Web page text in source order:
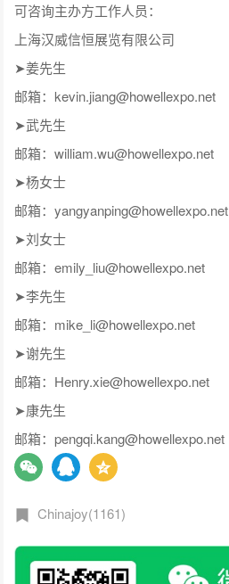
可咨询主办方工作人员：
上海汉威信恒展览有限公司
➤姜先生
邮箱：kevin.jiang@howellexpo.net
➤武先生
邮箱：william.wu@howellexpo.net
➤杨女士
邮箱：yangyanping@howellexpo.net
➤刘女士
邮箱：emily_liu@howellexpo.net
➤李先生
邮箱：mike_li@howellexpo.net
➤谢先生
邮箱：Henry.xie@howellexpo.net
➤康先生
邮箱：pengqi.kang@howellexpo.net
Chinajoy(1161)